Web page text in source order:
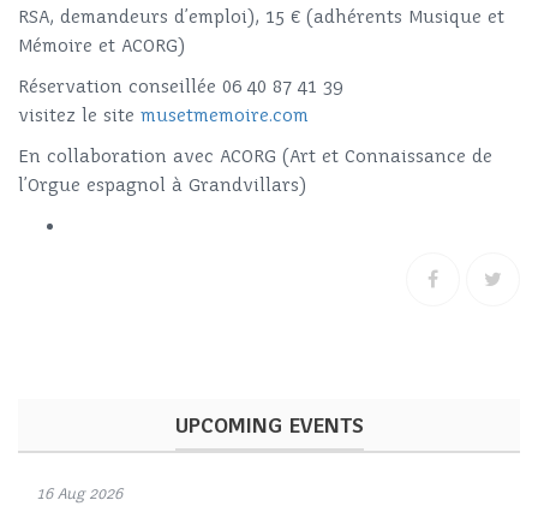
RSA, demandeurs d’emploi), 15 € (adhérents Musique et
Mémoire et ACORG)
Réservation conseillée 06 40 87 41 39
visitez le site musetmemoire.com
En collaboration avec ACORG (Art et Connaissance de
l’Orgue espagnol à Grandvillars)
UPCOMING EVENTS
16 Aug 2026